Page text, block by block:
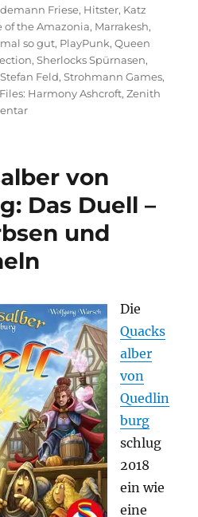
Friese, Hitster, Katz
of the Amazonia, Marrakesh,
so gut, PlayPunk,Queen
,Sherlocks Spürnasen,
Stefan Feld,Strohmann Games,
Harmony Ashcroft,Zenith
zu
so?
Juni
2025
von
Das Duell –
und
Die
Quacks
alber
von
Quedlin
burg
schlug
2018
ein wie
eine